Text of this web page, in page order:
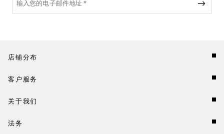
店铺分布
客户服务
关于我们
法务